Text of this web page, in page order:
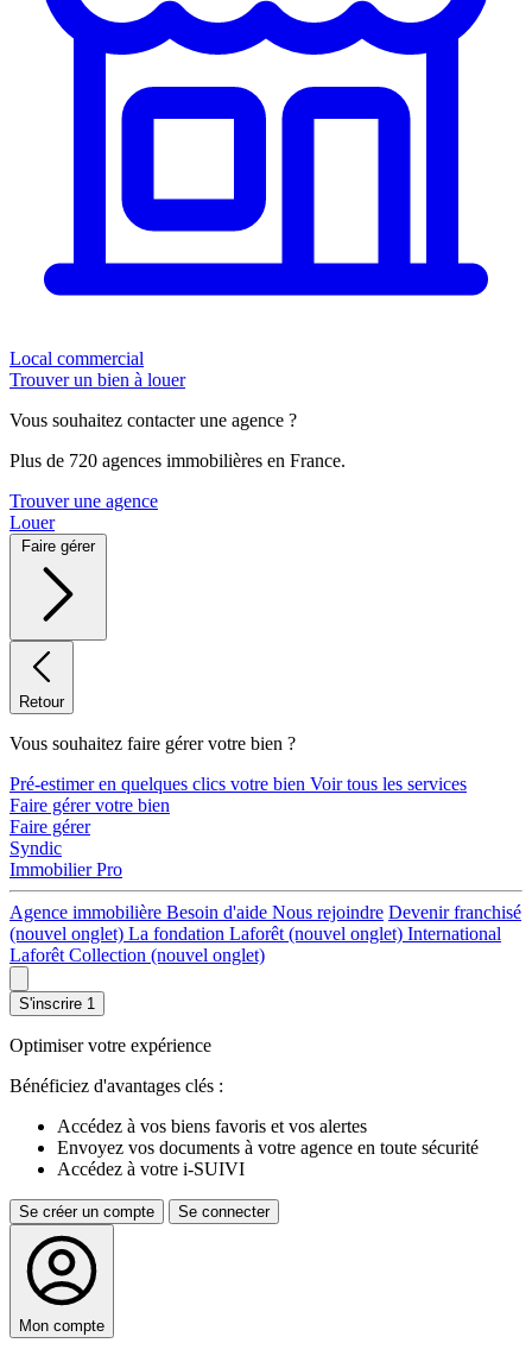
Local commercial
Trouver un bien à louer
Vous souhaitez contacter une agence ?
Plus de 720 agences immobilières en France.
Trouver une agence
Louer
Faire gérer
Retour
Vous souhaitez faire gérer votre bien ?
Pré-estimer en quelques clics votre bien Voir tous les services
Faire gérer votre bien
Faire gérer
Syndic
Immobilier Pro
Agence immobilière Besoin d'aide Nous rejoindre Devenir franchisé
(nouvel onglet) La fondation Laforêt (nouvel onglet) International
Laforêt Collection (nouvel onglet)
S'inscrire 1
Optimiser votre expérience
Bénéficiez d'avantages clés :
Accédez à vos biens favoris et vos alertes
Envoyez vos documents à votre agence en toute sécurité
Accédez à votre i-SUIVI
Se créer un compte Se connecter
Mon compte